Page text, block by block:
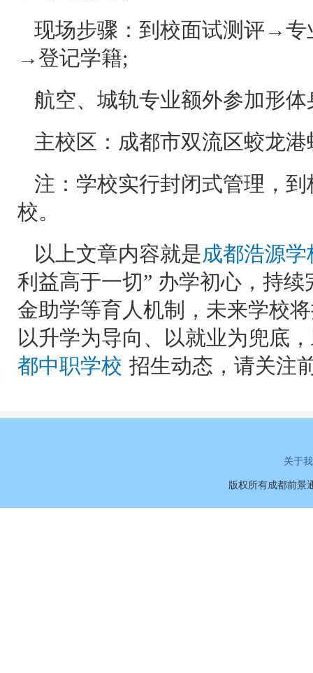
现场步骤：到校面试测评→
→登记学籍;
航空、城轨专业额外参加形
主校区：成都市双流区蛟龙港
注：学校实行封闭式管理，
校。
以上文章内容就是成都浩源学
利益高于一切” 办学初心，持
金助学等育人机制，未来学校
以升学为导向、以就业为兜底
都中职学校 招生动态，请关注
关于
版权所有成都前景